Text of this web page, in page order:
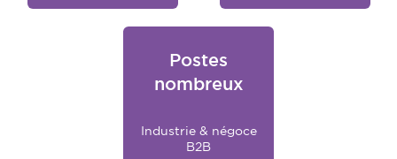
Postes
nombreux
Industrie & négoce
B2B